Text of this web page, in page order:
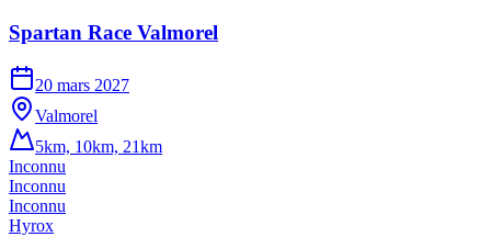
Spartan Race Valmorel
20 mars 2027
Valmorel
5km, 10km, 21km
Inconnu
Inconnu
Inconnu
Hyrox